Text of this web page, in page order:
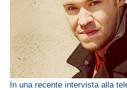
In una recente intervista alla